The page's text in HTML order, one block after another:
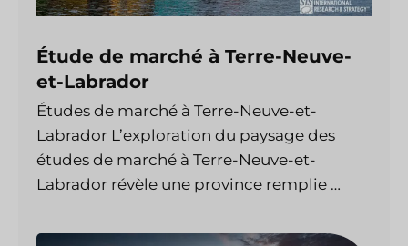
Étude de marché à Terre-Neuve-
et-Labrador
Études de marché à Terre-Neuve-et-
Labrador L’exploration du paysage des
études de marché à Terre-Neuve-et-
Labrador révèle une province remplie …